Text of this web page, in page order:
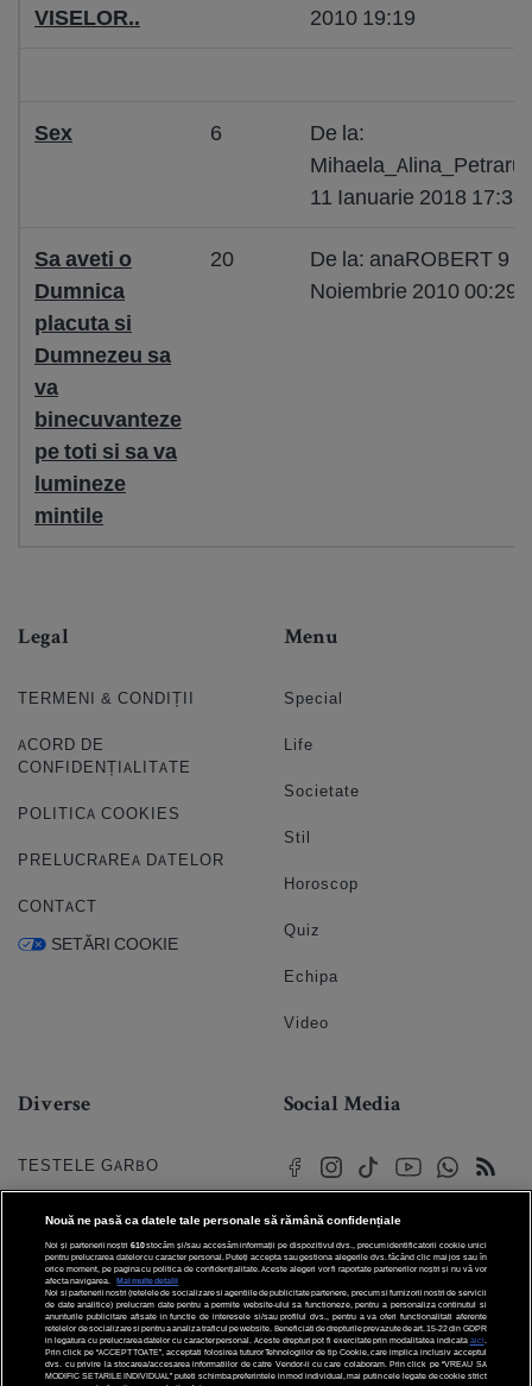
VISELOR..
2010 19:19
Sex 6
De la:
11 Ianuarie 2018 17:35
Sa aveti o
Dumnica
placuta si
Dumnezeu sa
va
binecuvanteze
pe toti si sa va
lumineze
mintile
20
De la: anaROBERT 9
Noiembrie 2010 00:29
Legal
TERMENI & CONDIȚII
ACORD DE
CONFIDENȚIALITATE
POLITICA COOKIES
PRELUCRAREA DATELOR
CONTACT
SETĂRI COOKIE
Menu
Special
Life
Societate
Stil
Horoscop
Quiz
Echipa
Video
Diverse
TESTELE GARBO
HOROSCOP
HOROSCOPUL IUBIRII
FORUMURI
TRATAMENTE NATURISTE
Social Media
© 2026 Internet Corp SRL
Toate drepturile rezervate
Nouă ne pasă ca datele tale personale să rămână confidențiale
Noi și partenerii noștri 610stocăm și/sau accesăm informații pe dispozitivul dvs., precum identificatorii cookie unici
pentru prelucrarea datelor cu caracter personal. Puteți accepta sau gestiona alegerile dvs. făcând clic mai jos sau în
orice moment, pe pagina cu politica de confidențialitate. Aceste alegeri vor fi raportate partenerilor noștri și nu vă vor
afecta navigarea.
Mai multe detalii
Noi si partenerii nostri (retelele de socializare si agentiile de publicitate partenere, precum si furnizorii nostri de servicii
de date analitice) prelucram date pentru a permite website-ului sa functioneze, pentru a personaliza continutul si
anunturile publicitare afisate in functie de interesele si/sau profilul dvs., pentru a va oferi functionalitati aferente
retelelor de socializare si pentru a analiza traficul pe website. Beneficiati de drepturile prevazute de art. 15-22 din GDPR
in legatura cu prelucrarea datelor cu caracter personal. Aceste drepturi pot fi exercitate prin modalitatea indicata aici
Prin click pe “ACCEPT TOATE”, acceptati folosirea tuturor Tehnologiilor de tip Cookie, care implica inclusiv acceptul
dvs. cu privire la stocarea/accesarea informatiilor de catre Vendor-ii cu care colaboram. Prin click pe “VREAU SA
MODIFIC SETARILE INDIVIDUAL” puteti schimba preferintele in mod individual, mai putin cele legate de cookie strict